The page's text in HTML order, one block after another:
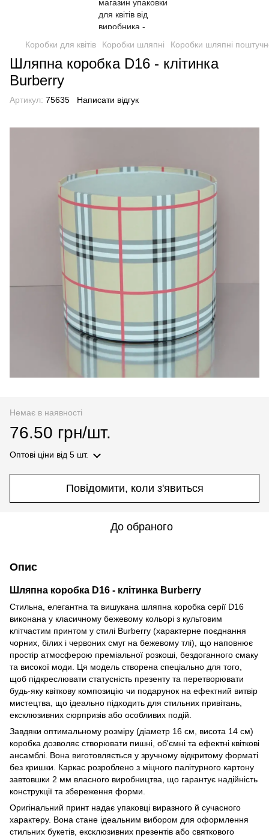
Коробки для квітів Коробки шляпні Коробки шляпні
Шляпна коробка D16 - клітинка
Burberry
Артикул: 75635 Написати відгук
Немає в наявності
76.50 грн/шт.
Оптові ціни від 5 шт.
Повідомити, коли з'явиться
До обраного
Опис
Шляпна коробка D16 - клітинка Burberry
Стильна, елегантна та вишукана шляпна коробка серії D16
виконана у класичному бежевому кольорі з культовим
клітчастим принтом у стилі Burberry (характерне поєднання
чорних, білих і червоних смуг на бежевому тлі), що наповнює
простір атмосферою преміальної розкоші, бездоганного смаку
та високої моди. Ця модель створена спеціально для того,
щоб підкреслювати статусність презенту та перетворювати
будь-яку квіткову композицію чи подарунок на ефектний витвір
мистецтва, що ідеально підходить для стильних привітань,
ексклюзивних сюрпризів або особливих подій.
Завдяки оптимальному розміру (діаметр 16 см, висота 14 см)
коробка дозволяє створювати пишні, об'ємні та ефектні квіткові
ансамблі. Вона виготовляється у зручному відкритому форматі
без кришки. Каркас розроблено з міцного палітурного картону
завтовшки 2 мм власного виробництва, що гарантує надійність
конструкції та збереження форми.
Оригінальний принт надає упаковці виразного й сучасного
характеру. Вона стане ідеальним вибором для оформлення
стильних букетів, ексклюзивних презентів або святкового